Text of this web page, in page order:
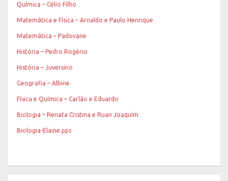
Química – Célio Filho
Matemática e Física – Arnaldo e Paulo Henrique
Matemática – Padovane
História – Pedro Rogério
História – Juversino
Geografia – Albine
Física e Química – Carlão e Eduardo
Biologia – Renata Cristina e Ruan Joaquim
Biologia-Elaine.pps